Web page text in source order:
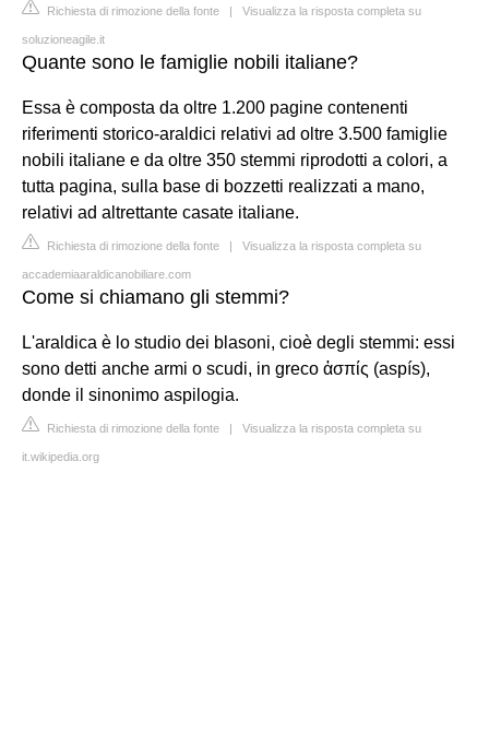
Richiesta di rimozione della fonte | Visualizza la risposta completa su
soluzioneagile.it
Quante sono le famiglie nobili italiane?
Essa è composta da oltre 1.200 pagine contenenti
riferimenti storico-araldici relativi ad oltre 3.500 famiglie
nobili italiane e da oltre 350 stemmi riprodotti a colori, a
tutta pagina, sulla base di bozzetti realizzati a mano,
relativi ad altrettante casate italiane.
Richiesta di rimozione della fonte | Visualizza la risposta completa su
accademiaaraldicanobiliare.com
Come si chiamano gli stemmi?
L'araldica è lo studio dei blasoni, cioè degli stemmi: essi
sono detti anche armi o scudi, in greco ἀσπίς (aspís),
donde il sinonimo aspilogia.
Richiesta di rimozione della fonte | Visualizza la risposta completa su
it.wikipedia.org